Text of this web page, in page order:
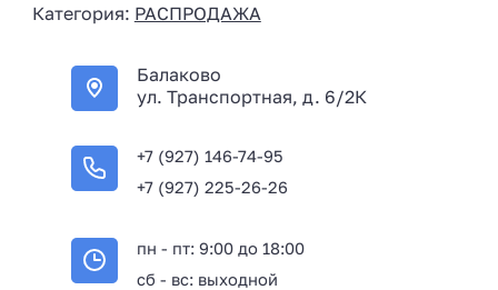
a
7
Категория: РАСПРОДАЖА
Балаково
ул. Транспортная, д. 6/2К
+7 (927) 146-74-95
+7 (927) 225-26-26
пн - пт: 9:00 до 18:00
сб - вс: выходной